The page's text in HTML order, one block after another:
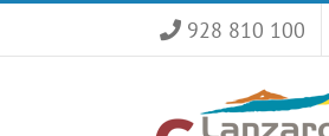
928 810 100